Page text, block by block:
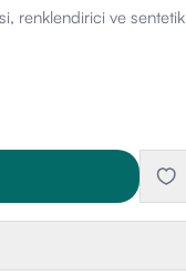
renklendirici ve sentetik